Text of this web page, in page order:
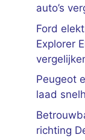
auto’s
Ford
Explorer
Peugeot
laad
richting